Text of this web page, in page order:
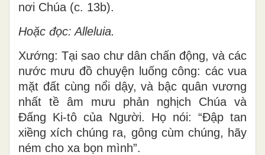
nơi Chúa (c. 13b).
Hoặc đọc: Alleluia.
Xướng: Tại sao chư dân chấn động, và các
nước mưu đồ chuyện luống công: các vua
mặt đất cùng nổi dậy, và bậc quân vương
nhất tề âm mưu phản nghịch Chúa và
Ðấng Ki-tô của Người. Họ nói: “Ðập tan
xiềng xích chúng ra, gông cùm chúng, hãy
ném cho xa bọn mình”.